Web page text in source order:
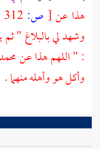
هذا عن[ ص:
وشهد لي بالبلاغ "
: " اللهم هذا عن
وأكل هو وأهله منهما .